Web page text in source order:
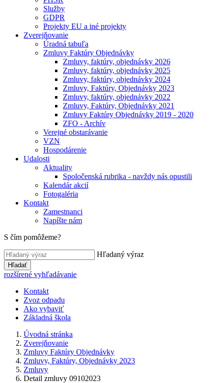
Služby
GDPR
Projekty EU a iné projekty
Zverejňovanie
Úradná tabuľa
Zmluvy Faktúry Objednávky
Zmluvy, faktúry, objednávky 2026
Zmluvy, faktúry, objednávky 2025
Zmluvy, faktúry, objednávky 2024
Zmluvy, Faktúry, Objednávky 2023
Zmluvy, faktúry, objednávky 2022
Zmluvy, Faktúry, Objednávky 2021
Zmluvy Faktúry Objednávky 2019 - 2020
ZFO - Archív
Verejné obstarávanie
VZN
Hospodárenie
Udalosti
Aktuality
Spoločenská rubrika - navždy nás opustili
Kalendár akcií
Fotogaléria
Kontakt
Zamestnanci
Napíšte nám
S čím pomôžeme?
Hľadaný výraz
Hľadať
rozšírené vyhľadávanie
Kontakt
Zvoz odpadu
Ako vybaviť
Základná škola
Úvodná stránka
Zverejňovanie
Zmluvy Faktúry Objednávky
Zmluvy, Faktúry, Objednávky 2023
Zmluvy
Detail zmluvy 09102023